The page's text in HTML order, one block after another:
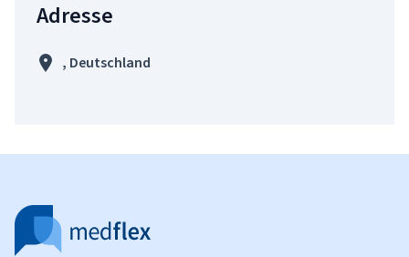
Adresse
, Deutschland